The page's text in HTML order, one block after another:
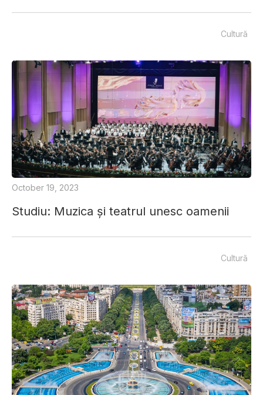
Cultură
Studiu: Muzica și teatrul unesc oamenii
October 19, 2023
Cultură